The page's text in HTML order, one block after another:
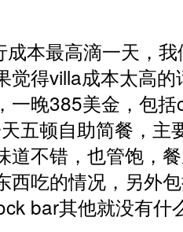
成本最高滴一天，
觉得villa成本太高
一晚385美金，包
五顿自助简餐，主
道不错，也管饱，
西吃的情况，另外
bar其他就没有什